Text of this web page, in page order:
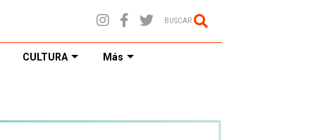
BUSCAR
CULTURA Más